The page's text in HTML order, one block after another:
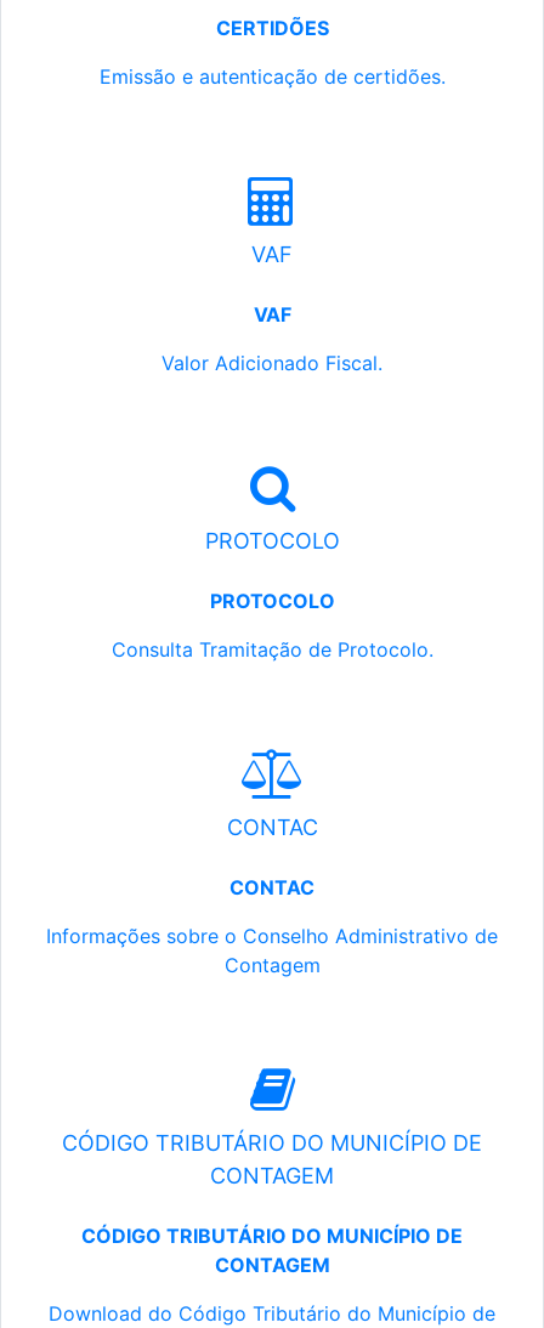
CERTIDÕES
Emissão e autenticação de certidões.
VAF
VAF
Valor Adicionado Fiscal.
PROTOCOLO
PROTOCOLO
Consulta Tramitação de Protocolo.
CONTAC
CONTAC
Informações sobre o Conselho Administrativo de
Contagem
CÓDIGO TRIBUTÁRIO DO MUNICÍPIO DE
CONTAGEM
CÓDIGO TRIBUTÁRIO DO MUNICÍPIO DE
CONTAGEM
Download do Código Tributário do Município de